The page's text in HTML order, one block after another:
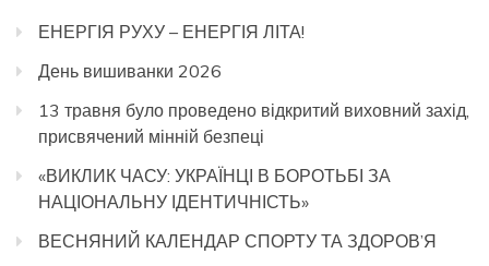
ЕНЕРГІЯ РУХУ – ЕНЕРГІЯ ЛІТА!
День вишиванки 2026
13 травня було проведено відкритий виховний захід,
присвячений мінній безпеці
«ВИКЛИК ЧАСУ: УКРАЇНЦІ В БОРОТЬБІ ЗА
НАЦІОНАЛЬНУ ІДЕНТИЧНІСТЬ»
ВЕСНЯНИЙ КАЛЕНДАР СПОРТУ ТА ЗДОРОВ’Я